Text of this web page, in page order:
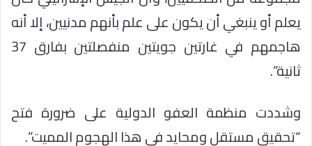
يعلم أو ينبغي أن يكون على علم بأنهم مدنيين، إلا أنه
هاجمهم في غارتين جويتين منفصلتين بفارق 37
ثانية”.
وشددت منظمة العفو الدولية على ضرورة فتح
“تحقيق مستقل ومحايد في هذا الهجوم المميت”.